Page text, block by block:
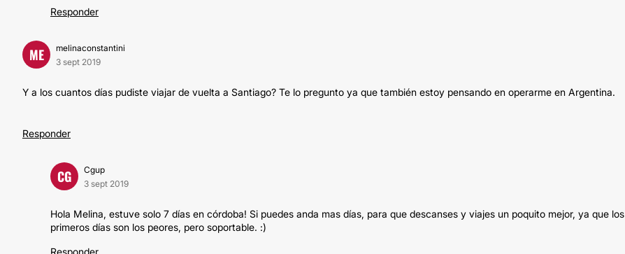
Responder
ME
melinaconstantini
3 sept 2019
Y a los cuantos días pudiste viajar de vuelta a Santiago? Te lo pregunto ya que también estoy pensando en operarme en Argentina.
Responder
CG
Cgup
3 sept 2019
Hola Melina, estuve solo 7 días en córdoba! Si puedes anda mas días, para que descanses y viajes un poquito mejor, ya que los
primeros días son los peores, pero soportable. :)
Responder